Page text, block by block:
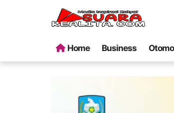
Home Business